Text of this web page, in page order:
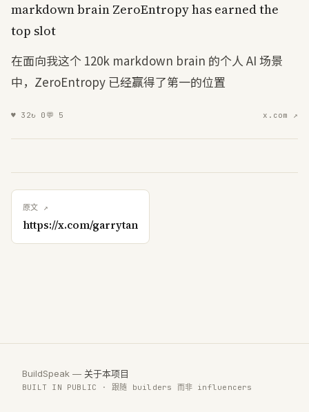
markdownbrain ZeroEntropyhas earnedthe
top slot
在面向我这个 120k markdown brain 的个人 AI 场景
中，ZeroEntropy 已经赢得了第一的位置
♥ 32↻ 0 💬 5 x.com ↗
原文 ↗
https://x.com/garrytan
BuildSpeak — 关于本项目
BUILT IN PUBLIC · 跟随 builders 而非 influencers